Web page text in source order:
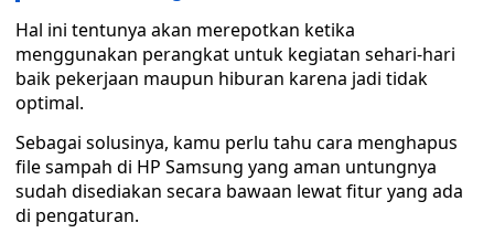
Hal ini tentunya akan merepotkan ketika
menggunakan perangkat untuk kegiatan sehari-hari
baik pekerjaan maupun hiburan karena jadi tidak
optimal.
Sebagai solusinya, kamu perlu tahu cara menghapus
file sampah di HP Samsung yang aman untungnya
sudah disediakan secara bawaan lewat fitur yang ada
di pengaturan.